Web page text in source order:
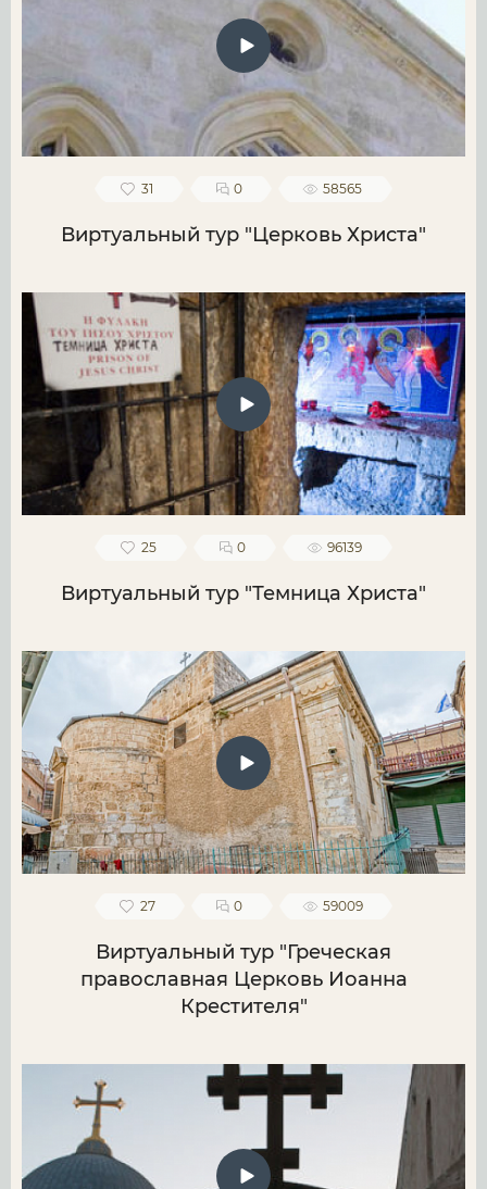
31 0 58565
Виртуальный тур "Церковь Христа"
25 0 96139
Виртуальный тур "Темница Христа"
27 0 59009
Виртуальный тур "Греческая
православная Церковь Иоанна
Крестителя"